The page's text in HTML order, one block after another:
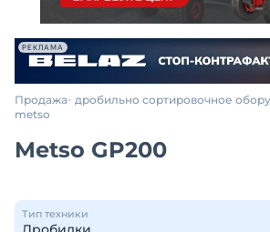
РЕКЛАМА
Продажа дробильно сортировочное
metso
Metso GP200
Тип техники